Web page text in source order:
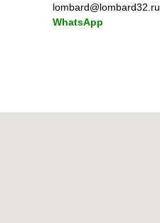
lombard@lombard32.ru
WhatsApp